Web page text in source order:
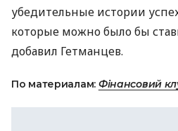
убедительные истории
которые можно было бы
добавил Гетманцев.
По материалам: Фінансовий